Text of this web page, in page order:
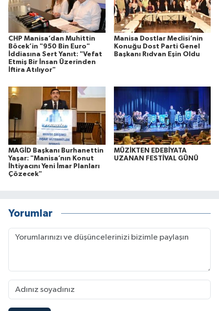
CHP Manisa’dan Muhittin
Böcek’in "950 Bin Euro"
İddiasına Sert Yanıt: "Vefat
Etmiş Bir İnsan Üzerinden
İftira Atılıyor"
Manisa Dostlar Meclisi’nin
Konuğu Dost Parti Genel
Başkanı Rıdvan Eşin Oldu
MAGİD Başkanı Burhanettin
Yaşar: "Manisa’nın Konut
İhtiyacını Yeni İmar Planları
Çözecek"
MÜZİKTEN EDEBİYATA
UZANAN FESTİVAL GÜNÜ
Yorumlar